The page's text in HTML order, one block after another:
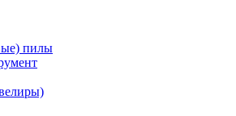
пилы